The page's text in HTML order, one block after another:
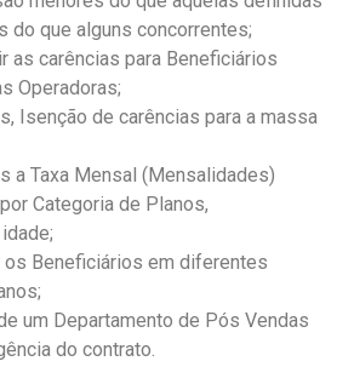
do que alguns concorrentes;
as carências para Beneficiários
Operadoras;
Isenção de carências para a massa
a Taxa Mensal (Mensalidades)
Categoria de Planos,
os Beneficiários em diferentes
um Departamento de Pós Vendas
do contrato.